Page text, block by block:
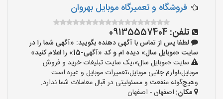
فروشگاه و تعمیرگاه موبایل بهروان
تلفن: 09135557404
لطفا پس از تماس با آگهی دهنده بگویید: «آگهی شما را در
سایت «موبایل سال» دیده ام و کد «آگهی-15» را اعلام کنید»
سایت «موبایل سال»،یک سایت تبلیغات خرید و فروش
موبایل،لوازم جانبی موبایل،تعمیرات موبایل و غیره است
وهیچ‌گونه منفعت و مسئولیتی در قبال معاملات شما ندارد.
مکان: اصفهان - اصفهان